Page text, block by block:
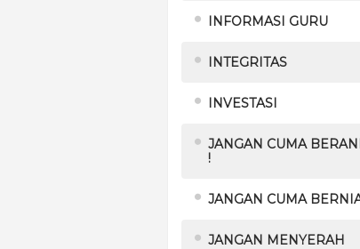
INFORMASI GURU
INTEGRITAS
INVESTASI
JANGAN CUMA
!
JANGAN CUMA
JANGAN MENYERAH